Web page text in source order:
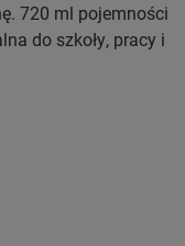
720 ml pojemności
do szkoły, pracy i